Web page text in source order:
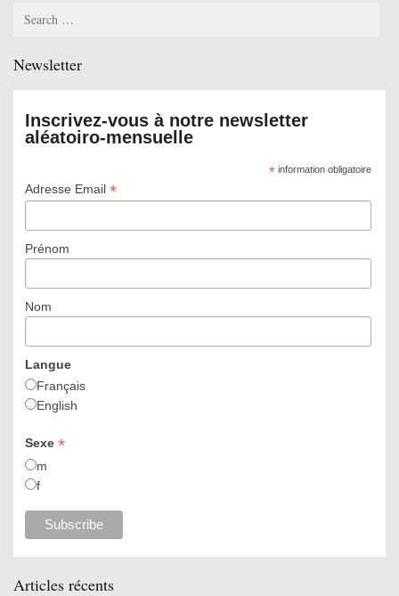
Newsletter
Inscrivez-vous à notre newsletter
aléatoiro-mensuelle
*information obligatoire
Adresse Email *
Prénom
Nom
Langue
Français
English
Sexe *
m
f
Articles récents